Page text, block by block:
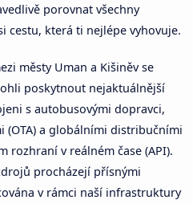
porovnat všechny
cestu, která ti nejlépe vyhovuje.
městy Uman a Kišiněv se
poskytnout nejaktuálnější
s autobusovými dopravci,
a globálními distribučními
rozhraní v reálném čase (API).
procházejí přísnými
v rámci naší infrastruktury